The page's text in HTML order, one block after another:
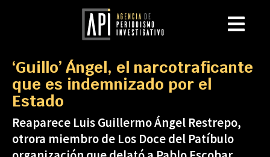
‘Guillo’ Ángel, el narcotraficante
que es indemnizado por el
Estado
Reaparece Luis Guillermo Ángel Restrepo,
otrora miembro de Los Doce del Patíbulo